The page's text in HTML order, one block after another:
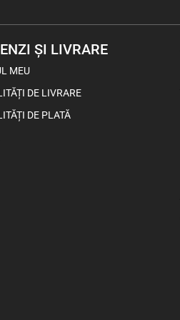
ȘI LIVRARE
MEU
DE LIVRARE
DE PLATĂ